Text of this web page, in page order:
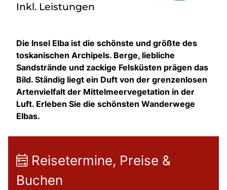
Inkl. Leistungen
Die Insel Elba ist die schönste und größte des
toskanischen Archipels. Berge, liebliche
Sandstrände und zackige Felsküsten prägen das
Bild. Ständig liegt ein Duft von der grenzenlosen
Artenvielfalt der Mittelmeervegetation in der
Luft. Erleben Sie die schönsten Wanderwege
Elbas.
Reisetermine, Preise &
Buchen